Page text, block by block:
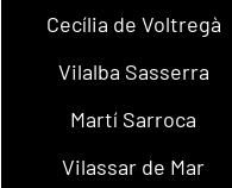
Cecília de Voltregà
Vilalba Sasserra
Martí Sarroca
Vilassar de Mar